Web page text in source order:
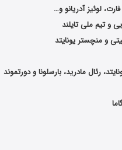
لوئیز آدریانو و…
و تیم ملی تایلند
و منچستر یونایتد
رئال مادرید، بارسلونا و دورتموند